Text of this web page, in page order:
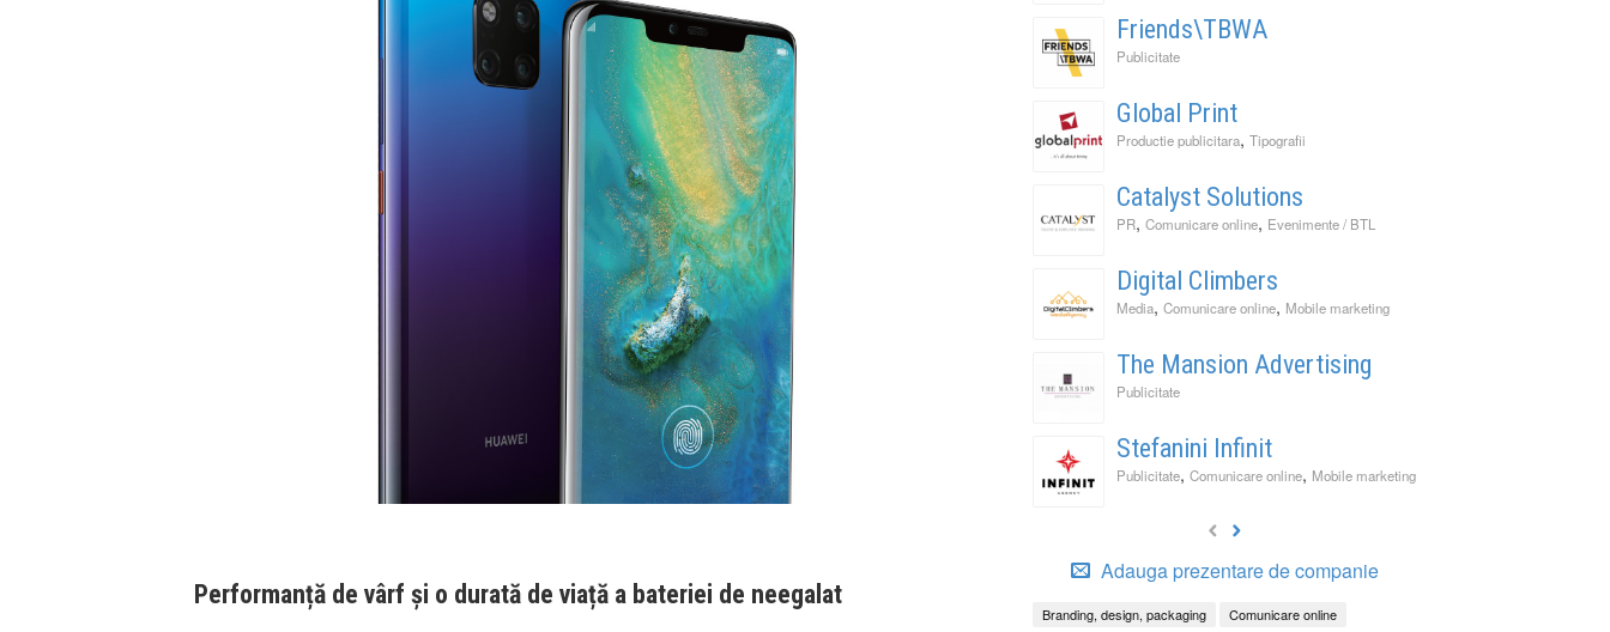
Performanță de vârf și o durată de viață a bateriei de neegalat
Friends\TBWA
Publicitate
Global Print
Productie publicitara, Tipografii
Catalyst Solutions
PR, Comunicare online, Evenimente / BTL
Digital Climbers
Media, Comunicare online, Mobile marketing
The Mansion Advertising
Publicitate
Stefanini Infinit
Publicitate, Comunicare online, Mobile marketing
Adauga prezentare de companie
Branding, design, packaging
Comunicare online